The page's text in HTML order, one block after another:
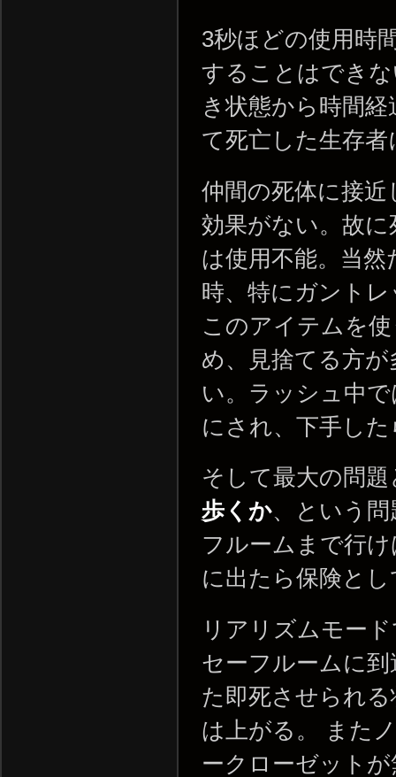
3秒ほどの使用時
することはでき
き状態から時間
て死亡した生存
仲間の死体に接
効果がない。故
は使用不能。当
時、特にガント
このアイテムを
め、見捨てる方
い。ラッシュ中
にされ、下手し
そして最大の問
歩くか、という
フルームまで行
に出たら保険と
リアリズムモー
セーフルームに
た即死させられ
は上がる。 また
ークローゼット